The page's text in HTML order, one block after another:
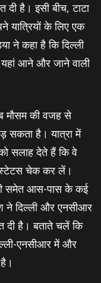
दी है। इसी बीच, टाटा
यात्रियों के लिए एक
ने कहा है कि दिल्ली
आने और जाने वाली
मौसम की वजह से
सकता है। यात्रा में
सलाह देते हैं कि वे
स्टेटस चेक कर लें।
समेत आस-पास के कई
ने दिल्ली और एनसीआर
दी है। बताते चलें कि
एनसीआर में और